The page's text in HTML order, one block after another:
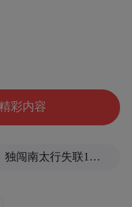
彩内容
独闯南太行失联14天的女子已确认遇难，遗体在悬崖被找到